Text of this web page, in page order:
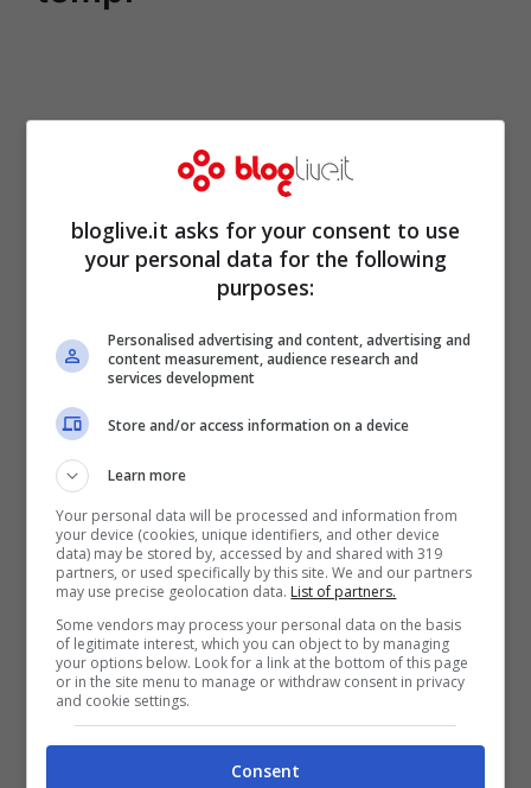
” ha infatti postato sul suo profilo
bloglive.it asks for your consent to use
your personal data for the following
purposes:
Personalised advertising and content, advertising and
content measurement, audience research and
services development
Store and/or access information on a device
Learn more
Your personal data will be processed and information from
your device (cookies, unique identifiers, and other device
data) may be stored by, accessed by and shared with 319
partners, or used specifically by this site. We and our partners
may use precise geolocation data. List of partners.
Some vendors may process your personal data on the basis
of legitimate interest, which you can object to by managing
your options below. Look for a link at the bottom of this page
or in the site menu to manage or withdraw consent in privacy
and cookie settings.
Consent